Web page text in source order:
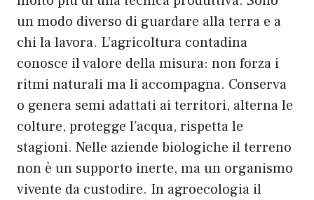
un modo diverso di guardare alla terra e a
chi la lavora. L’agricoltura contadina
conosce il valore della misura: non forza i
ritmi naturali ma li accompagna. Conserva
o genera semi adattati ai territori, alterna le
colture, protegge l’acqua, rispetta le
stagioni. Nelle aziende biologiche il terreno
non è un supporto inerte, ma un organismo
vivente da custodire. In agroecologia il